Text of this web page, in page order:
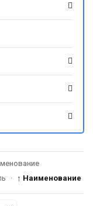
· ↑ Наименование